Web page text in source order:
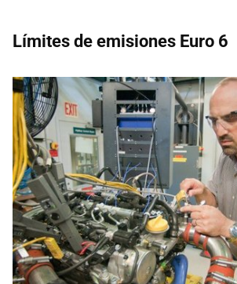
Límites de emisiones Euro 6